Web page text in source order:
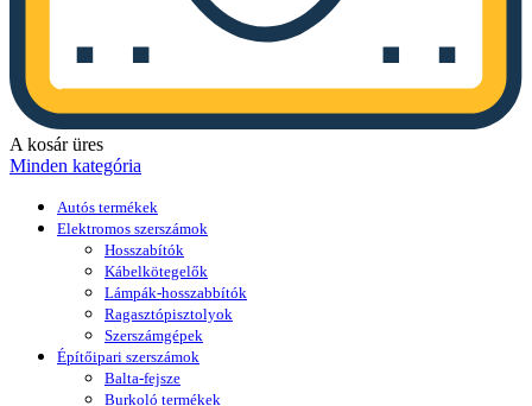
A kosár üres
Minden kategória
Autós termékek
Elektromos szerszámok
Hosszabítók
Kábelkötegelők
Lámpák-hosszabbítók
Ragasztópisztolyok
Szerszámgépek
Építőipari szerszámok
Balta-fejsze
Burkoló termékek